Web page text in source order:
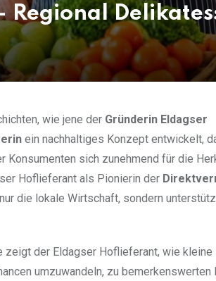
wie jene der Gründerin Eldagser
ein nachhaltiges Konzept entwickelt,
Konsumenten sich zunehmend für die
Hoflieferant als Pionierin der
die lokale Wirtschaft, sondern
zeigt der Eldagser Hoflieferant, wie kleine
umzuwandeln, zu bemerkenswerten